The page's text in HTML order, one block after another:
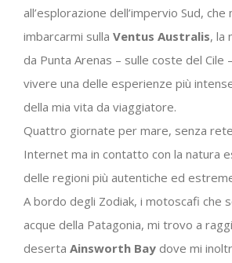
all’esplorazione dell’impervio Sud,
imbarcarmi sulla Ventus Australis, la
da Punta Arenas – sulle coste del Cile
vivere una delle esperienze più
della mia vita da viaggiatore.
Quattro giornate per mare, senza
Internet ma in contatto con la natura
delle regioni più autentiche ed
A bordo degli Zodiak, i motoscafi che
acque della Patagonia, mi trovo a
deserta Ainsworth Bay dove mi